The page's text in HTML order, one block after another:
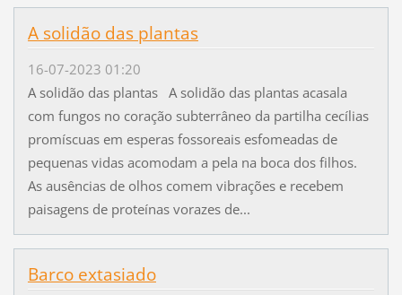
A solidão das plantas
16-07-2023 01:20
A solidão das plantas A solidão das plantas acasala
com fungos no coração subterrâneo da partilha cecílias
promíscuas em esperas fossoreais esfomeadas de
pequenas vidas acomodam a pela na boca dos filhos.
As ausências de olhos comem vibrações e recebem
paisagens de proteínas vorazes de...
Barco extasiado